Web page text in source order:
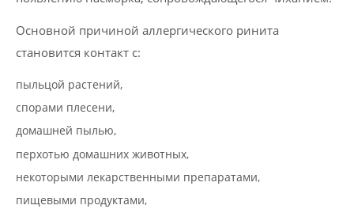
Основной причиной аллергического ринита
становится контакт с:
пыльцой растений,
спорами плесени,
домашней пылью,
перхотью домашних животных,
некоторыми лекарственными препаратами,
пищевыми продуктами,